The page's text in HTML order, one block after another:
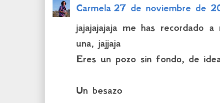
Carmela 27 de noviembre de
jajajajajaja me has recordado
una, jajjaja
Eres un pozo sin fondo, de
Un besazo